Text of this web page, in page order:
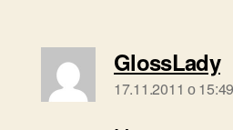
GlossLady
17.11.2011 о 15:49